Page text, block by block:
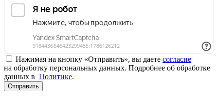
Нажимая на кнопку «Отправить», вы даете согласие
на обработку персональных данных. Подробнее об обработке
данных в Политике.
Отправить